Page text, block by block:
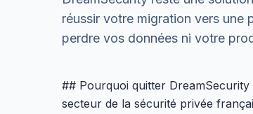
réussir votre migration vers une
perdre vos données ni votre
## Pourquoi quitter
secteur de la sécurité privée